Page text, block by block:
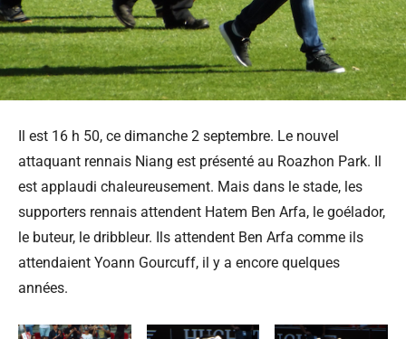
Il est 16 h 50, ce dimanche 2 septembre. Le nouvel
attaquant rennais Niang est présenté au Roazhon Park. Il
est applaudi chaleureusement. Mais dans le stade, les
supporters rennais attendent Hatem Ben Arfa, le goélador,
le buteur, le dribbleur. Ils attendent Ben Arfa comme ils
attendaient Yoann Gourcuff, il y a encore quelques
années.